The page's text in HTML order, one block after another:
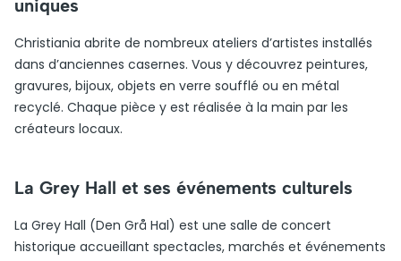
uniques
Christiania abrite de nombreux ateliers d’artistes installés
dans d’anciennes casernes. Vous y découvrez peintures,
gravures, bijoux, objets en verre soufflé ou en métal
recyclé. Chaque pièce y est réalisée à la main par les
créateurs locaux.
La Grey Hall et ses événements culturels
La Grey Hall (Den Grå Hal) est une salle de concert
historique accueillant spectacles, marchés et événements